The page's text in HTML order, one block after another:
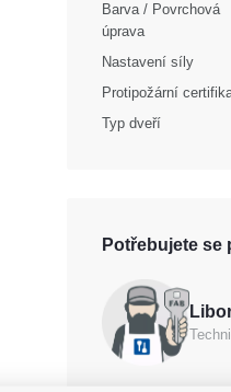
Barva / Povrchová
úprava
Nastavení síly
Protipožární
Typ dveří
Potřebujete se